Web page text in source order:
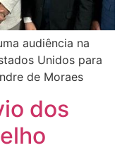
audiência na
Unidos para
de Moraes
dos